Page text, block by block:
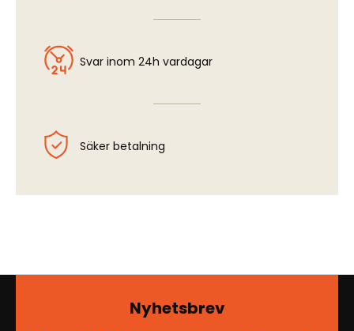
Svar inom 24h vardagar
Säker betalning
Nyhetsbrev